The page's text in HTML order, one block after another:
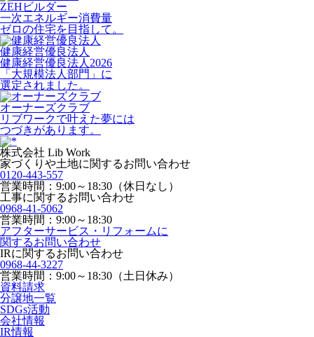
ZEHビルダー
一次エネルギー消費量
ゼロの住宅を目指して。
健康経営優良法人
健康経営優良法人2026
「大規模法人部門」に
選定されました。
オーナーズクラブ
リブワークで叶えた夢には
つづきがあります。
株式会社 Lib Work
家づくりや土地に関するお問い合わせ
0120-443-557
営業時間：9:00～18:30（休日なし）
工事に関するお問い合わせ
0968-41-5062
営業時間：9:00～18:30
アフターサービス・リフォームに
関するお問い合わせ
IRに関するお問い合わせ
0968-44-3227
営業時間：9:00～18:30（土日休み）
資料請求
分譲地一覧
SDGs活動
会社情報
IR情報